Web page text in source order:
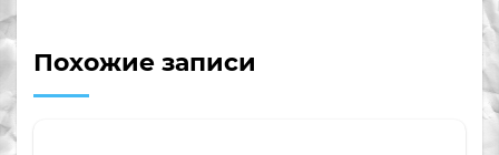
Похожие записи